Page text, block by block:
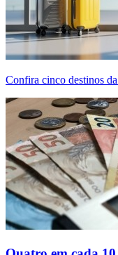
Confira cinco destinos